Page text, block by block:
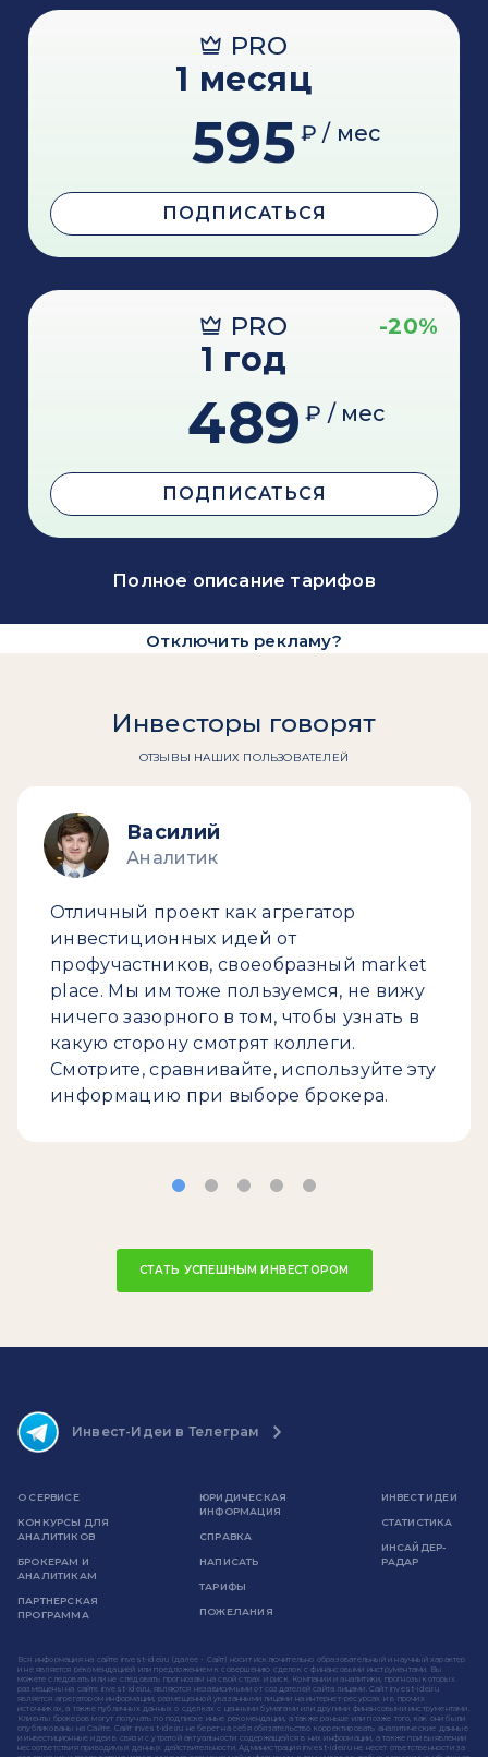
PRO
1 месяц
595 ₽ / мес
ПОДПИСАТЬСЯ
PRO -20%
1 год
489 ₽ / мес
ПОДПИСАТЬСЯ
Полное описание тарифов
Отключить рекламу?
Инвесторы говорят
ОТЗЫВЫ НАШИХ ПОЛЬЗОВАТЕЛЕЙ
Василий
Аналитик
Отличный проект как агрегатор
инвестиционных идей от
профучастников, своеобразный market
place. Мы им тоже пользуемся, не вижу
ничего зазорного в том, чтобы узнать в
какую сторону смотрят коллеги.
Смотрите, сравнивайте, используйте эту
информацию при выборе брокера.
СТАТЬ УСПЕШНЫМ ИНВЕСТОРОМ
Инвест-Идеи в Телеграм
О СЕРВИСЕ
КОНКУРСЫ ДЛЯ
АНАЛИТИКОВ
БРОКЕРАМ И
АНАЛИТИКАМ
ПАРТНЕРСКАЯ
ПРОГРАММА
ЮРИДИЧЕСКАЯ
ИНФОРМАЦИЯ
СПРАВКА
НАПИСАТЬ
ТАРИФЫ
ПОЖЕЛАНИЯ
ИНВЕСТ ИДЕИ
СТАТИСТИКА
ИНСАЙДЕР-
РАДАР
Вся информация на сайте invest-idei.ru (далее - Сайт) носит исключительно образовательный и научный характер
и не является рекомендацией или предложением к совершению сделок с финансовыми инструментами. Вы
можете следовать или не следовать прогнозам на свой страх и риск. Компании и аналитики, прогнозы которых
размещены на сайте invest-idei.ru, являются независимыми от создателей сайта лицами. Сайт invest-idei.ru
является агрегатором информации, размещенной указанными лицами на интернет-ресурсах и в прочих
источниках, а также публичных данных о сделках с ценными бумагами или другими финансовыми инструментами.
Клиенты брокеров могут получать по подписке иные рекомендации, а также раньше или позже того, как они были
опубликованы на Сайте. Сайт invest-idei.ru не берет на себя обязательство корректировать аналитические данные
и инвестиционные идеи в связи с утратой актуальности содержащейся в них информации, а также при выявлении
несоответствия приводимых данных действительности. Администрация invest-idei.ru не несет ответственности за